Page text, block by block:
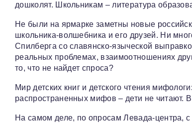
дошколят. Школьникам – литература
Не были на ярмарке заметны новые
школьника-волшебника и его друзей. Ни
Спилберга со славянско-языческой
реальных проблемах, взаимоотношениях
то, что не найдет спроса?
Мир детских книг и детского чтения
распространенных мифов – дети не читают.
На самом деле, по опросам Левада-центра,